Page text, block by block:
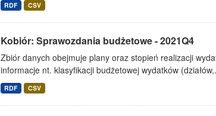
RDF CSV
Kobiór: Sprawozdania budżetowe - 2021Q4
Zbiór danych obejmuje plany oraz stopień realizacji
informacje nt. klasyfikacji budżetowej wydatków
RDF CSV